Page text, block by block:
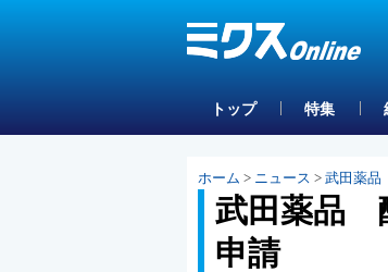
トップ 特集
ホーム > ニュース > 武田薬品
武田薬品
申請